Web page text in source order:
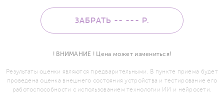
ЗАБРАТЬ -- --- Р.
! ВНИМАНИЕ ! Цена может измениться!
Результаты оценки являются предварительными. В пункте приема будет
проведена оценка внешнего состояния устройства и тестирование его
работоспособности с использованием технологии ИИ и нейросети.